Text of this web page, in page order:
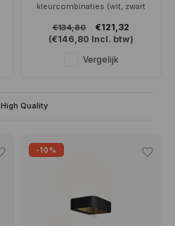
kleurcombinaties (wit, zwart
neerwaarts geplaatst worden.
Geschikt voor een PAR16-
GU10 ledlamp (niet
bijgeleverd)
€134,80
€121,32
(€146,80 Incl. btw)
Vergelijk
High Quality
-10%